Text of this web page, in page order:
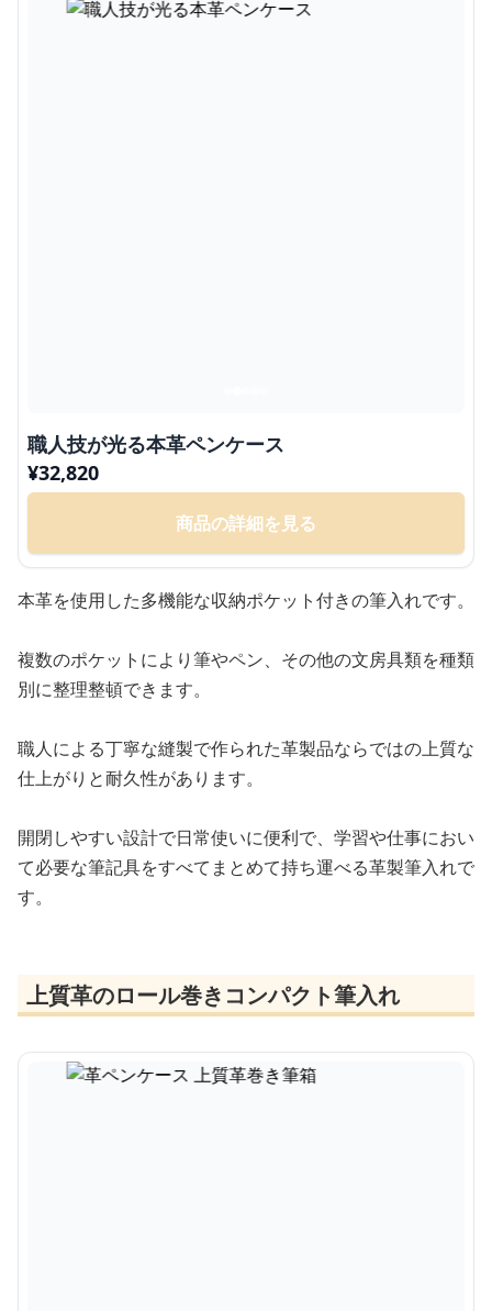
職人技が光る本革ペンケース
¥32,820
商品の詳細を見る
本革を使用した多機能な収納ポケット付きの筆入れです。
複数のポケットにより筆やペン、その他の文房具類を種類
別に整理整頓できます。
職人による丁寧な縫製で作られた革製品ならではの上質な
仕上がりと耐久性があります。
開閉しやすい設計で日常使いに便利で、学習や仕事におい
て必要な筆記具をすべてまとめて持ち運べる革製筆入れで
す。
上質革のロール巻きコンパクト筆入れ